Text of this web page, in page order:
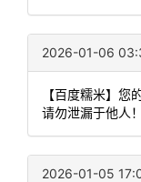
2026-01-06
【百度糯米】您
请勿泄漏于他人！
2026-01-05